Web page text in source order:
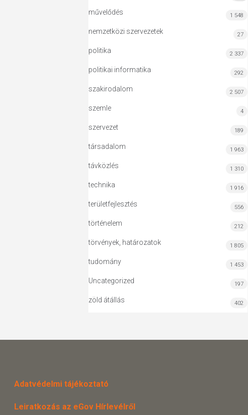
művelődés 1 548
nemzetközi szervezetek 27
politika 2 337
politikai informatika 292
szakirodalom 2 507
szemle 4
szervezet 189
társadalom 1 963
távközlés 1 310
technika 1 916
területfejlesztés 556
történelem 212
törvények, határozatok 1 805
tudomány 1 453
Uncategorized 197
zöld átállás 402
Adatvédelmi tájékoztató
Leiratkozás az eGov Hírlevélről